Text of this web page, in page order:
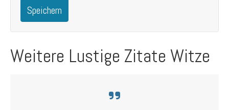
Speichern
Weitere Lustige Zitate Witze